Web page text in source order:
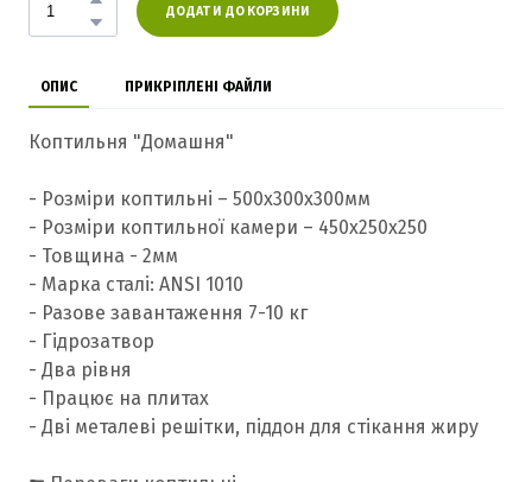
ДОДАТИ ДО КОРЗИНИ
ОПИС ПРИКРІПЛЕНІ ФАЙЛИ
Коптильня "Домашня"
- Розміри коптильні – 500х300х300мм
- Розміри коптильної камери – 450х250х250
- Товщина - 2мм
- Марка сталі: ANSI 1010
- Разове завантаження 7-10 кг
- Гідрозатвор
- Два рівня
- Працює на плитах
- Дві металеві решітки, піддон для стікання жиру